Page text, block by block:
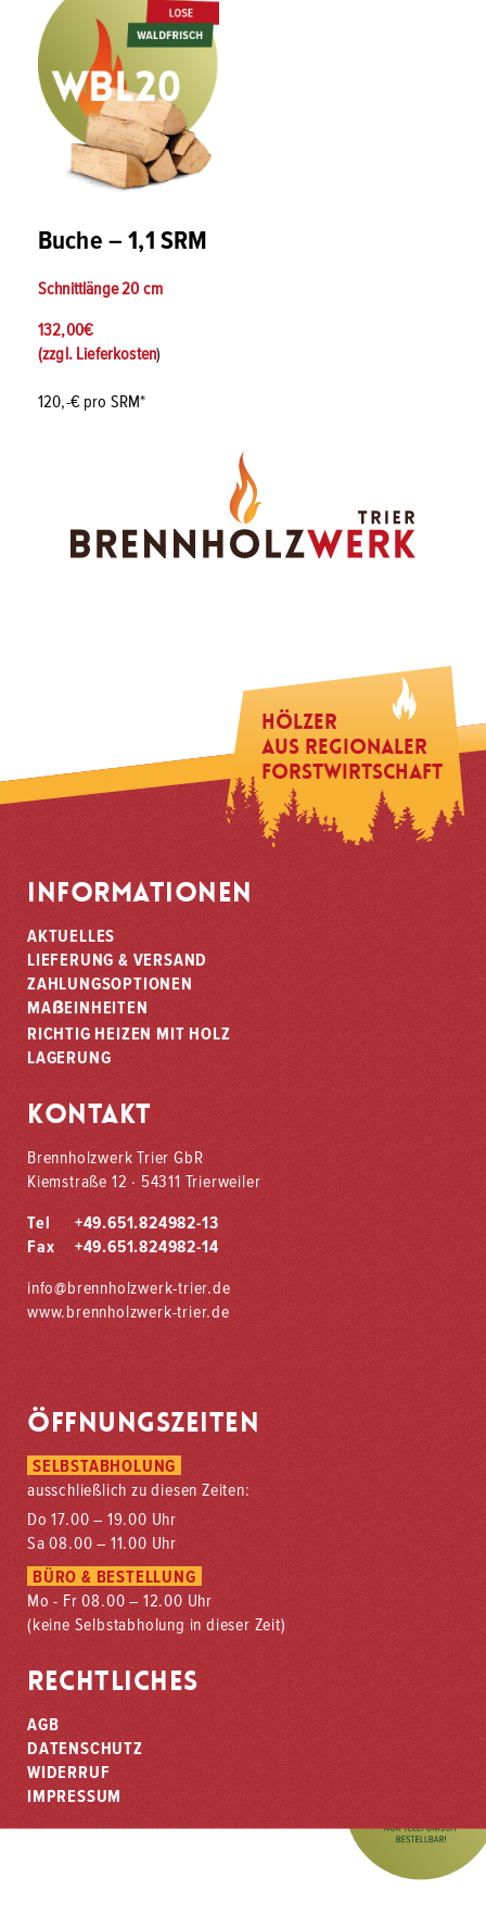
Buche – 1,1 SRM
Schnittlänge20 cm
132,00€
(zzgl. Lieferkosten)
120,-€ pro SRM*
Hölzer
aus regionaler
Forstwirtschaft
INFORMATIONEN
AKTUELLES
LIEFERUNG & VERSAND
ZAHLUNGSOPTIONEN
MAßEINHEITEN
RICHTIG HEIZEN MIT HOLZ
LAGERUNG
KONTAKT
Brennholzwerk Trier GbR
Kiemstraße 12 · 54311 Trierweiler
Tel
+49.651.824982-13
Fax
+49.651.824982-14
info@brennholzwerk-trier.de
www.brennholzwerk-trier.de
ÖFFNUNGSZEITEN
SELBSTABHOLUNG
ausschließlich zu diesen Zeiten:
Do 17.00 – 19.00 Uhr
Sa 08.00 – 11.00 Uhr
BÜRO & BESTELLUNG
Mo - Fr 08.00 – 12.00 Uhr
(keine Selbstabholung in dieser Zeit)
RECHTLICHES
AGB
DATENSCHUTZ
WIDERRUF
IMPRESSUM